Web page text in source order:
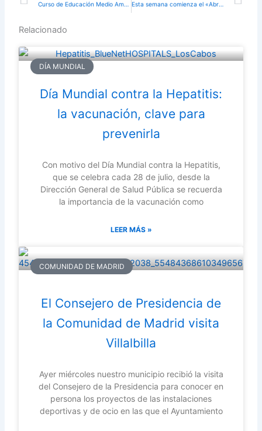
Curso de Educación Medio Ambiental para jóvenes con salida de fin de semana Esta semana comienza el «Abril cultural 2021»
Relacionado
DÍA MUNDIAL
Día Mundial contra la Hepatitis:
la vacunación, clave para
prevenirla
Con motivo del Día Mundial contra la Hepatitis,
que se celebra cada 28 de julio, desde la
Dirección General de Salud Pública se recuerda
la importancia de la vacunación como
LEER MÁS »
COMUNIDAD DE MADRID
El Consejero de Presidencia de
la Comunidad de Madrid visita
Villalbilla
Ayer miércoles nuestro municipio recibió la visita
del Consejero de la Presidencia para conocer en
persona los proyectos de las instalaciones
deportivas y de ocio en las que el Ayuntamiento